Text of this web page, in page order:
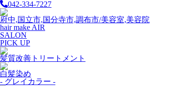
042-334-7227
府中,国立市,国分寺市,調布市/美容室,美容院
hair make AIR
SALON
PICK UP
髪質改善トリートメント
白髪染め
- グレイカラー -